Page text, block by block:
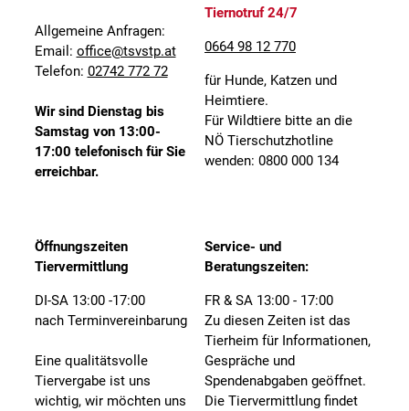
Allgemeine Anfragen:
Email: office@tsvstp.at
Telefon: 02742 772 72
Wir sind Dienstag bis
Samstag von 13:00-
17:00 telefonisch für Sie
erreichbar.
Tiernotruf 24/7
0664 98 12 770
für Hunde, Katzen und
Heimtiere.
Für Wildtiere bitte an die
NÖ Tierschutzhotline
wenden: 0800 000 134
Öffnungszeiten
Tiervermittlung
DI-SA 13:00 -17:00
nach Terminvereinbarung
Eine qualitätsvolle
Tiervergabe ist uns
wichtig, wir möchten uns
Service- und
Beratungszeiten:
FR & SA 13:00 - 17:00
Zu diesen Zeiten ist das
Tierheim für Informationen,
Gespräche und
Spendenabgaben geöffnet.
Die Tiervermittlung findet